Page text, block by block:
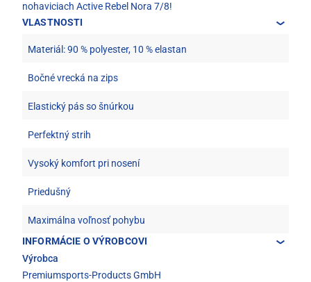
nohaviciach Active Rebel Nora 7/8!
VLASTNOSTI
Materiál: 90 % polyester, 10 % elastan
Bočné vrecká na zips
Elastický pás so šnúrkou
Perfektný strih
Vysoký komfort pri nosení
Priedušný
Maximálna voľnosť pohybu
INFORMÁCIE O VÝROBCOVI
Výrobca
Premiumsports-Products GmbH